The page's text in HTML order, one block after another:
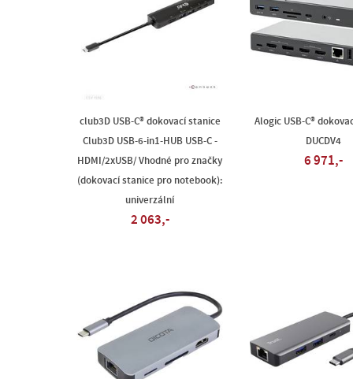
club3D USB-C® dokovací stanice
Club3D USB-6-in1-HUB USB-C -
HDMI/2xUSB/ Vhodné pro značky
(dokovací stanice pro notebook):
univerzální
2 063,-
Alogic USB-C®
DUCDV4
6 971,-